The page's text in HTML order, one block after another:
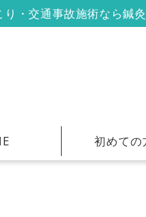
・交通事故施術なら鍼
初めての